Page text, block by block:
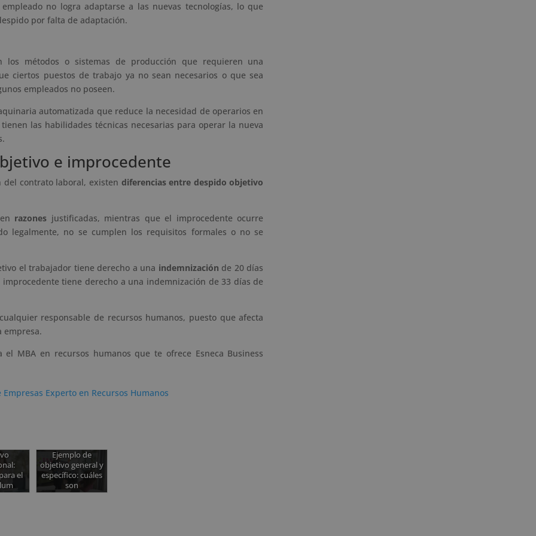
no logra adaptarse a las nuevas tecnologías, lo que
por falta de adaptación.
los métodos o sistemas de producción que requieren una
ciertos puestos de trabajo ya no sean necesarios o que sea
empleados no poseen.
automatizada que reduce la necesidad de operarios en
las habilidades técnicas necesarias para operar la nueva
e improcedente
del contrato laboral, existen diferencias entre despido objetivo
razones justificadas, mientras que el improcedente ocurre
legalmente, no se cumplen los requisitos formales o no se
el trabajador tiene derecho a una indemnización de 20 días
tiene derecho a una indemnización de 33 días de
responsable de recursos humanos, puesto que afecta
empresa.
el MBA en recursos humanos que te ofrece Esneca Business
Experto en Recursos Humanos
el
Ejemplo de
objetivo general y
específico: cuáles
son